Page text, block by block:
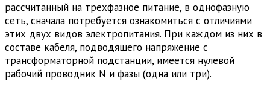
рассчитанный на трехфазное питание, в однофазную
сеть, сначала потребуется ознакомиться с отличиями
этих двух видов электропитания. При каждом из них в
составе кабеля, подводящего напряжение с
трансформаторной подстанции, имеется нулевой
рабочий проводник N и фазы (одна или три).